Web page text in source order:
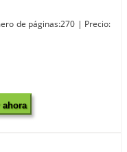
de páginas:270 | Precio:
ahora